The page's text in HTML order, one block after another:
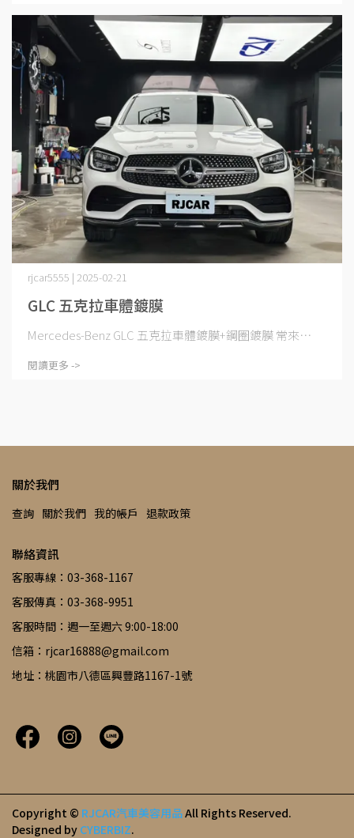
GLC 五克拉車體鍍膜
rjcar5555 | 2025-02-21
Mercedes-Benz GLC 五克拉車體鍍膜+鋼圈鍍膜 常來⋯
閱讀更多 ->
關於我們
查詢 關於我們 我的帳戶 退款政策
聯絡資訊
客服專線：03-368-1167
客服傳真：03-368-9951
客服時間：週一至週六 9:00-18:00
信箱：rjcar16888@gmail.com
地址：桃園市八德區興豐路1167-1號
Copyright © RJCAR汽車美容用品All Rights Reserved.
Designed by CYBERBIZ.